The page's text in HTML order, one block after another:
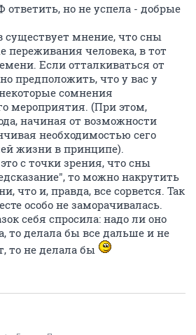
но не успела - добрые
существует мнение, что сны
человека, в тот
Если отталкиваться от
предположить, что у вас у
сомнения
мероприятия. (При этом,
начиная от возможности
необходимостью сего
жизни в принципе).
с точки зрения, что сны
то можно накрутить
что и, правда, все сорвется. Так
особо не заморачивалась.
себя спросила: надо ли оно
то делала бы все дальше и не
то не делала бы